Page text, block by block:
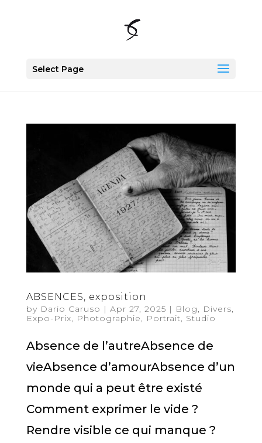
Select Page
ABSENCES, exposition
by Dario Caruso | Apr 27, 2025 | Blog, Divers,
Expo-Prix, Photographie, Portrait, Studio
Absence de l’autreAbsence de
vieAbsence d’amourAbsence d’un
monde qui a peut être existé
Comment exprimer le vide ?
Rendre visible ce qui manque ?